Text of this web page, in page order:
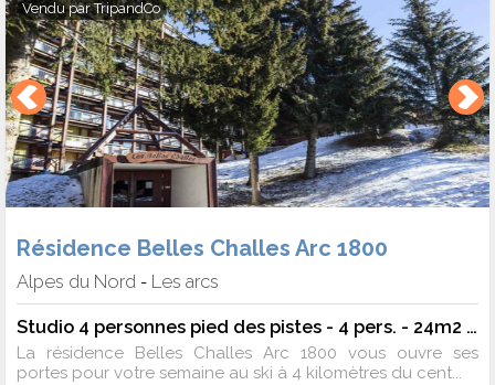
pistes.
Quelle période privilégier pour une location de
vacances aux Arcs ?
Dedécembreàavril, la neige est garantie.Janvierest idéal
pour la tranquillité,févrierpour les familles, etmarspour le ski
sous le soleil.
Vendu parTripandCo
Résidence Belles Challes Arc 1800
Alpes du Nord - Les arcs
Studio 4 personnes pied des pistes - 4 pers. - 24m2 - TV
La résidence Belles Challes Arc 1800 vous ouvre ses
portes pour votre semaine au ski à 4 kilomètres du cent...